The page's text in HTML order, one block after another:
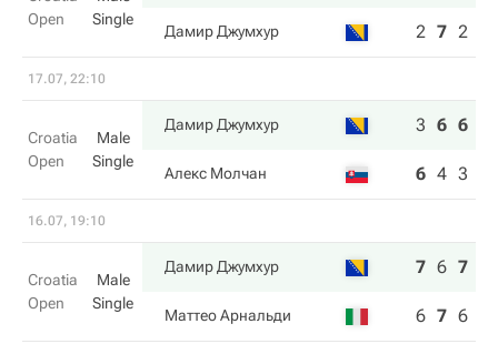
Open
Single
Дамир Джумхур 2 7 2
17.07, 22:10
Croatia
Open
Male
Single
Дамир Джумхур 3 6 6
Алекс Молчан 6 4 3
16.07, 19:10
Croatia
Open
Male
Single
Дамир Джумхур 7 6 7
Маттео Арнальди 6 7 6